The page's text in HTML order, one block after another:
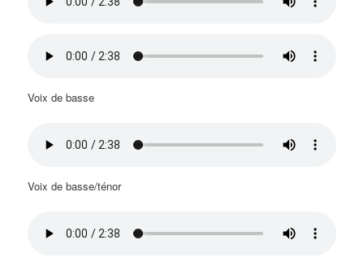
Voix de basse
Voix de basse/ténor